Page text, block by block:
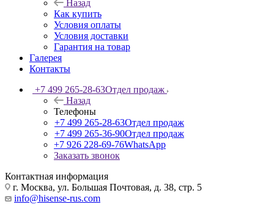
Назад
Как купить
Условия оплаты
Условия доставки
Гарантия на товар
Галерея
Контакты
+7 499 265-28-63Отдел продаж
Назад
Телефоны
+7 499 265-28-63Отдел продаж
+7 499 265-36-90Отдел продаж
+7 926 228-69-76WhatsApp
Заказать звонок
Контактная информация
г. Москва, ул. Большая Почтовая, д. 38, стр. 5
info@hisense-rus.com